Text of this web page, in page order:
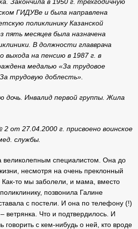
ГИДУВе и была направлена
поликлинику Казанской
пять месяцев была назначена
В должности главврача
выхода на пенсию в 1987 г. в
медалью «За трудовое
трудовую доблесть».
дочь. Инвалид первой группы. Жила
от 27.04.2000 г. присвоено воинское
службы.
великолепным специалистом. Она до
несмотря на очень преклонный
Как-то мы заболели, и мама, вместо
позвонила Галине
с постели. И она по телефону (!)
ветрянка. Что и подтвердилось. И
говорить с кем-нибудь о ней, кто вроде